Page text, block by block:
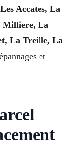
Les Accates, La
Milliere, La
La Treille, La
et